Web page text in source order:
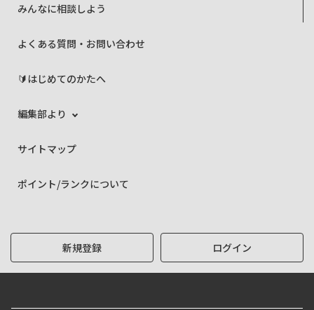
みんなに相談しよう
よくある質問・お問い合わせ
🔰はじめてのかたへ
編集部より
サイトマップ
ポイント/ランクについて
新規登録 ログイン